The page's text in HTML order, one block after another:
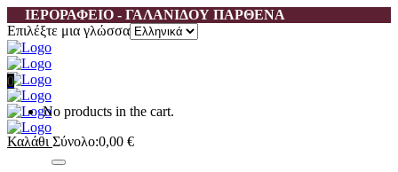
ΙΕΡΟΡΑΦΕΙΟ - ΓΑΛΑΝΙΔΟΥ ΠΑΡΘΕΝΑ
Επιλέξτε μια γλώσσα
0
No products in the cart.
Καλάθι Σύνολο:0,00 €